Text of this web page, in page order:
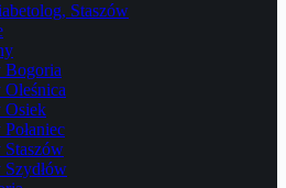
Staszów
Bogoria
Osiek